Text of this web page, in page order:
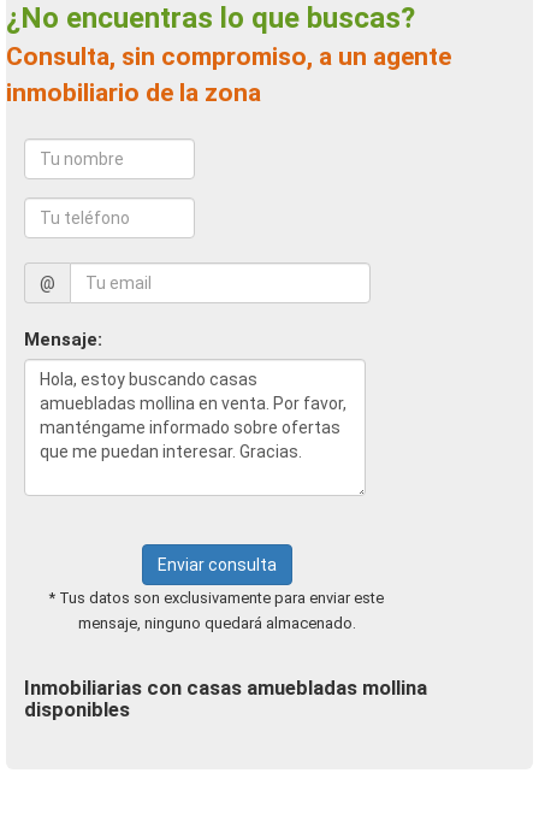
¿No encuentras lo que buscas?
Consulta, sin compromiso, a un agente
inmobiliario de la zona
@
Mensaje:
Enviar consulta
* Tus datos son exclusivamente para enviar este
mensaje, ninguno quedará almacenado.
Inmobiliarias con casas amuebladas mollina
disponibles